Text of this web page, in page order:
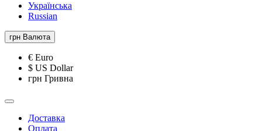
Українська
Russian
грн Валюта
€ Euro
$ US Dollar
грн Гривна
Доставка
Оплата